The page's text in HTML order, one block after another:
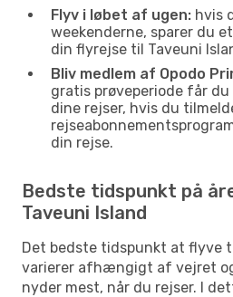
Flyv i løbet af ugen: hvis
weekenderne, sparer du
din flyrejse til Taveuni
Bliv medlem af Opodo
gratis prøveperiode får
dine rejser, hvis du
din rejse.
Bedste tidspunkt på
Taveuni Island
Det bedste tidspunkt at flyve
varierer afhængigt af vejret
nyder mest, når du rejser. I